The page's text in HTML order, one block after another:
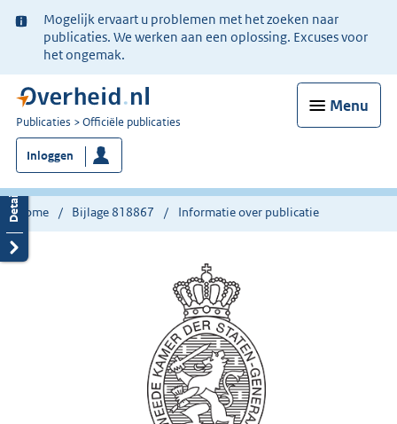
Ter
informatie:
Mogelijk ervaart u problemen met het zoeken naar
publicaties. We werken aan een oplossing. Excuses voor
het ongemak.
Menu
U
bent
nu
hier:
Publicaties Officiële publicaties
Inloggen
Home Bijlage 818867 Informatie over publicatie